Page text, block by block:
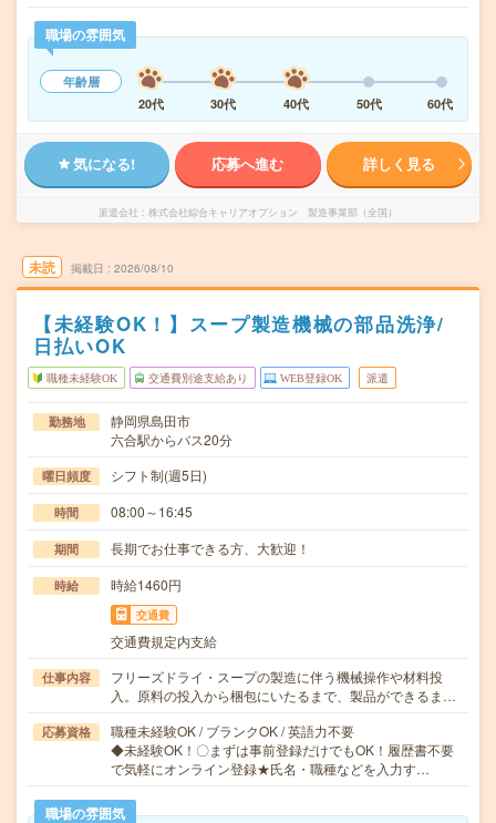
職場の雰囲気
年齢層
20代
30代 40代 50代 60代
気になる! 応募へ進む 詳しく見る
派遣会社 株式会社綜合キャリアオプション 製造事業部（全国）
未読 掲載日 2026/08/10
【未経験OK！】スープ製造機械の部品洗浄/
日払いOK
職種未経験OK 交通費別途支給あり WEB登録OK 派遣
勤務地
静岡県島田市
六合駅からバス20分
曜日頻度 シフト制(週5日)
時間 08:00～16:45
期間 長期でお仕事できる方、大歓迎！
時給 時給1460円
交通費
交通費規定内支給
仕事内容
フリーズドライ・スープの製造に伴う機械操作や材料投
入。原料の投入から梱包にいたるまで、製品ができるま…
応募資格
職種未経験OK / ブランクOK / 英語力不要
◆未経験OK！〇まずは事前登録だけでもOK！履歴書不要
で気軽にオンライン登録★氏名・職種などを入力す…
職場の雰囲気